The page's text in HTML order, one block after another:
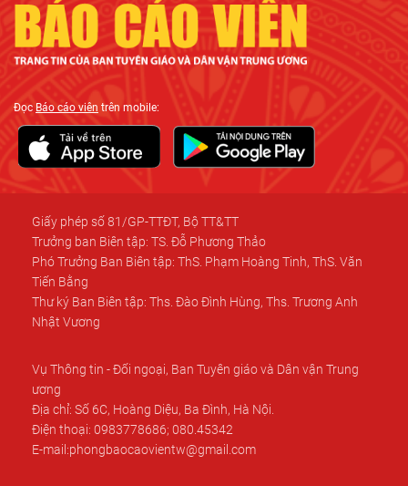
ĐọcBáo cáo viên trên mobile:
Giấy phép số 81/GP-TTĐT, Bộ TT&TT
Trưởng ban Biên tập: TS. Đỗ Phương Thảo
Phó Trưởng Ban Biên tập: ThS. Phạm Hoàng Tinh, ThS. Văn
Tiến Bằng
Thư ký Ban Biên tập: Ths. Đào Đình Hùng, Ths. Trương Anh
Nhật Vương
Vụ Thông tin - Đối ngoại, Ban Tuyên giáo và Dân vận Trung
ương
Địa chỉ: Số 6C, Hoàng Diệu, Ba Đình, Hà Nội.
Điện thoại: 0983778686; 080.45342
E-mail:phongbaocaovientw@gmail.com